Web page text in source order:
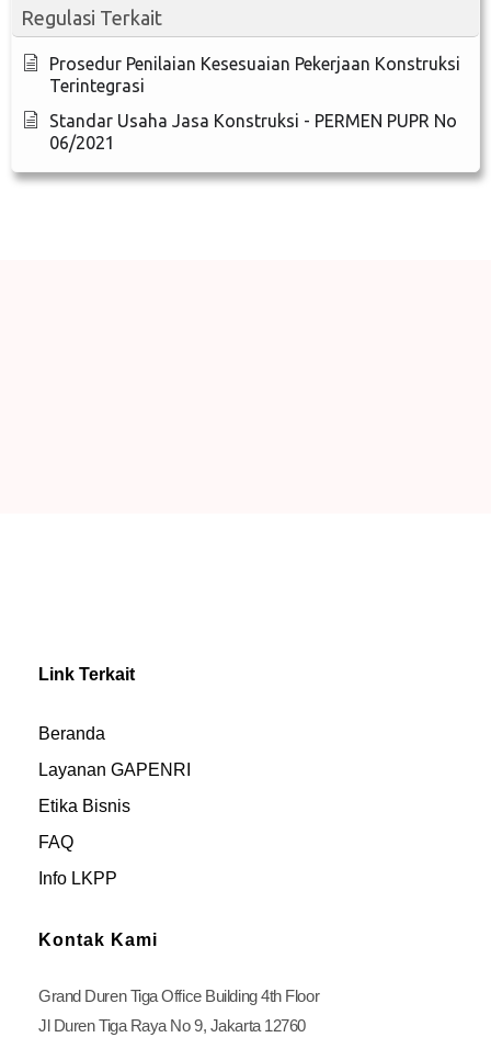
Regulasi Terkait
Prosedur Penilaian Kesesuaian Pekerjaan Konstruksi
Terintegrasi
Standar Usaha Jasa Konstruksi - PERMEN PUPR No
06/2021
Link Terkait
Beranda
Layanan GAPENRI
Etika Bisnis
FAQ
Info LKPP
Kontak Kami
Grand Duren Tiga Office Building 4th Floor
Jl Duren Tiga Raya No 9, Jakarta 12760